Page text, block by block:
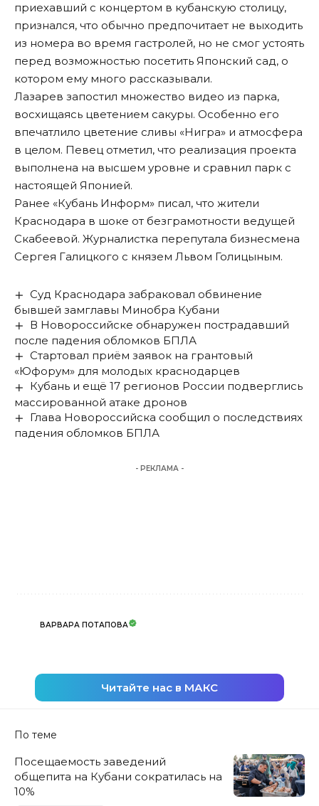
приехавший с концертом в кубанскую столицу,
признался, что обычно предпочитает не выходить
из номера во время гастролей, но не смог устоять
перед возможностью посетить Японский сад, о
котором ему много рассказывали.
Лазарев запостил множество видео из парка,
восхищаясь цветением сакуры. Особенно его
впечатлило цветение сливы «Нигра» и атмосфера
в целом. Певец отметил, что реализация проекта
выполнена на высшем уровне и сравнил парк с
настоящей Японией.
Ранее «Кубань Информ» писал, что жители
Краснодара в шоке от безграмотности ведущей
Скабеевой. Журналистка перепутала бизнесмена
Сергея Галицкого с князем Львом Голицыным.
Суд Краснодара забраковал обвинение
бывшей замглавы Минобра Кубани
В Новороссийске обнаружен пострадавший
после падения обломков БПЛА
Стартовал приём заявок на грантовый
«Юфорум» для молодых краснодарцев
Кубань и ещё 17 регионов России подверглись
массированной атаке дронов
Глава Новороссийска сообщил о последствиях
падения обломков БПЛА
- РЕКЛАМА -
ВАРВАРА ПОТАПОВА
Читайте нас в МАКС
По теме
Посещаемость заведений
общепита на Кубани сократилась на
10%